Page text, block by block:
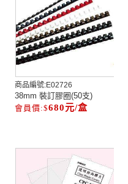
缺，遂待客服人員跟您確認訂單
稅價格”；本公司保有是否接單出
商品編號:E02726
38mm 裝訂膠圈(50支)
680元/盒